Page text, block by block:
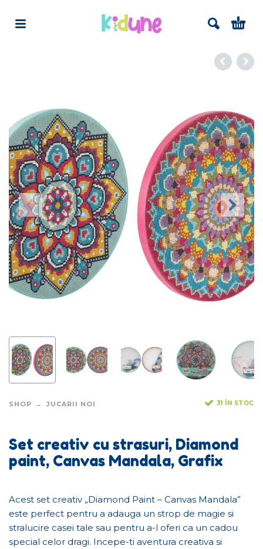
SHOP JUCARII NOI 31 ÎN STOC
Set creativ cu strasuri, Diamond
paint, Canvas Mandala, Grafix
Acest set creativ „Diamond Paint – Canvas Mandala”
este perfect pentru a adauga un strop de magie si
stralucire casei tale sau pentru a-l oferi ca un cadou
special celor dragi. Incepe-ti aventura creativa si